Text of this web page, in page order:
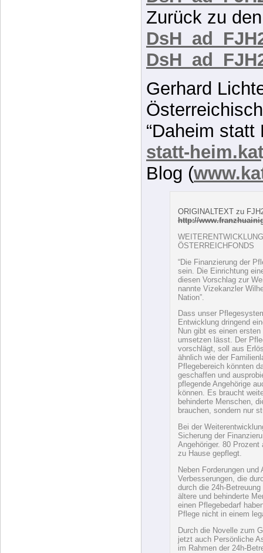
Weiter zum
Zurück zu
Gerhard
“Daheim statt
Blog (
http://
ÖSTERREICHFONDS
sein. Die Einrichtung
diesen Vorschlag zur
nannte Vizekanzler
Nation”.
Dass unser
Entwicklung dringend
Nun gibt es einen
umsetzen lässt. Der
vorschlägt, soll aus
ähnlich wie der
Pflegebereich könnten
pflegende Angehörige
können. Es braucht
behinderte Menschen,
brauchen, sondern nur
Bei der
Sicherung der
Angehöriger. 80 Prozent
zu Hause gepflegt.
Neben Forderungen
Verbesserungen, die
durch die 24h-
ältere und behinderte
einen Pflegebedarf